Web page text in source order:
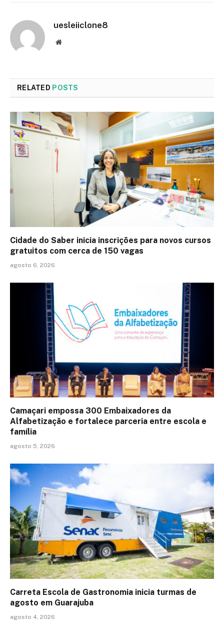
uesleiiclone8
Website
RELATED POSTS
Cidade do Saber inicia inscrições para novos cursos
gratuitos com cerca de 150 vagas
agosto 6, 2026
Camaçari empossa 300 Embaixadores da
Alfabetização e fortalece parceria entre escola e
família
agosto 5, 2026
Carreta Escola de Gastronomia inicia turmas de
agosto em Guarajuba
agosto 4, 2026